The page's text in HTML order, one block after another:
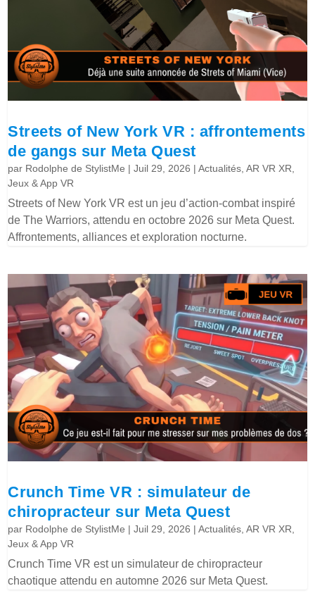
Streets of New York VR : affrontements
de gangs sur Meta Quest
par Rodolphe de StylistMe |Juil 29, 2026 |Actualités,AR VR XR,
Jeux & App VR
Streets of New York VR est un jeu d’action-combat inspiré
de The Warriors, attendu en octobre 2026 sur Meta Quest.
Affrontements, alliances et exploration nocturne.
Crunch Time VR : simulateur de
chiropracteur sur Meta Quest
par Rodolphe de StylistMe |Juil 29, 2026 |Actualités,AR VR XR,
Jeux & App VR
Crunch Time VR est un simulateur de chiropracteur
chaotique attendu en automne 2026 sur Meta Quest.